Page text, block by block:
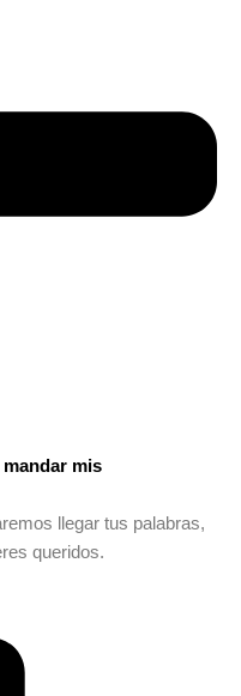
mis
llegar tus palabras,
queridos.